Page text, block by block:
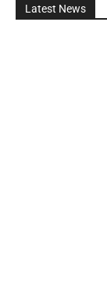
Latest News